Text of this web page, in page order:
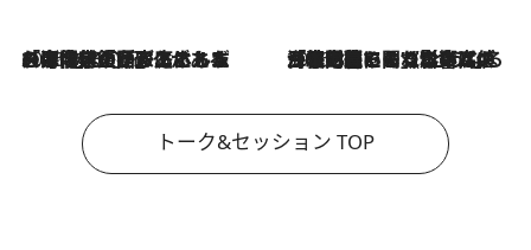
2026.8.3
「今後値上げがあるとすれば…」「リスクがあるのは今年の冬」エネルギー専門家が語る、ホルムズ海峡封鎖が家庭にもたらす“ある心配” 2026.8.3
「住宅建てられない…」「サーチャージ料の高値が続いている」ホルムズ海峡封鎖による影響はいつまで続く？《エネルギー専門家に聞く“どうなる日本の暮らし”》
トーク&セッション TOP